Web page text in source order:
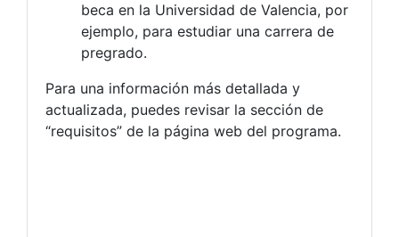
beca en la Universidad de Valencia, por
ejemplo, para estudiar una carrera de
pregrado.
Para una información más detallada y
actualizada, puedes revisar la sección de
“requisitos” de la página web del programa.